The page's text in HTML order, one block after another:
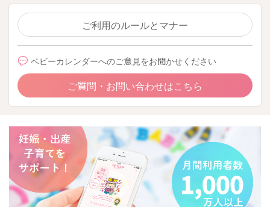
ご利用のルールとマナー
ベビーカレンダーへのご意見をお聞かせください
ご質問・お問い合わせはこちら